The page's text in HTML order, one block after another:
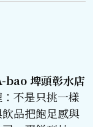
bao 埤頭彰水店
不是只挑一樣
品把飽足感與